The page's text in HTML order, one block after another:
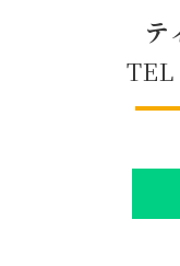
テ